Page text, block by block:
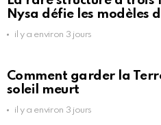
Nysa défie les modèles
il y a environ 3 jours
Comment garder la
soleil meurt
il y a environ 3 jours